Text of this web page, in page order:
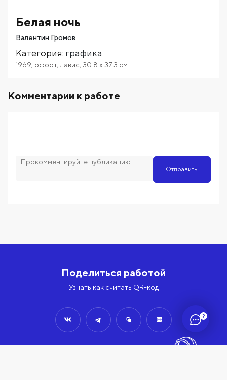
?
Белая ночь
Валентин Громов
Категория: графика
1969 офорт, лавис 30.8 x 37.3 см
Комментарии к работе
Отправить
Поделиться работой
Узнать как считать QR-код